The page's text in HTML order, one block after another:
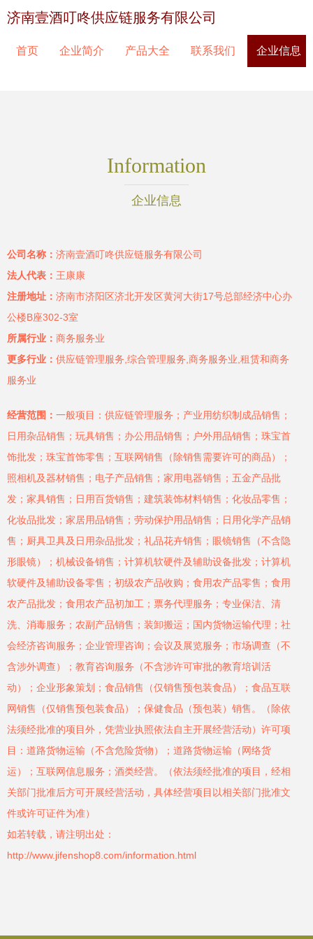
济南壹酒叮咚供应链服务有限公司
首页 企业简介 产品大全 联系我们 企业信息
Information
企业信息
公司名称： 济南壹酒叮咚供应链服务有限公司
法人代表： 王康康
注册地址： 济南市济阳区济北开发区黄河大街17号总部经济中心办
公楼B座302-3室
所属行业： 商务服务业
更多行业： 供应链管理服务,综合管理服务,商务服务业,租赁和商务
服务业
经营范围： 一般项目：供应链管理服务；产业用纺织制成品销售；
日用杂品销售；玩具销售；办公用品销售；户外用品销售；珠宝首
饰批发；珠宝首饰零售；互联网销售（除销售需要许可的商品）；
照相机及器材销售；电子产品销售；家用电器销售；五金产品批
发；家具销售；日用百货销售；建筑装饰材料销售；化妆品零售；
化妆品批发；家居用品销售；劳动保护用品销售；日用化学产品销
售；厨具卫具及日用杂品批发；礼品花卉销售；眼镜销售（不含隐
形眼镜）；机械设备销售；计算机软硬件及辅助设备批发；计算机
软硬件及辅助设备零售；初级农产品收购；食用农产品零售；食用
农产品批发；食用农产品初加工；票务代理服务；专业保洁、清
洗、消毒服务；农副产品销售；装卸搬运；国内货物运输代理；社
会经济咨询服务；企业管理咨询；会议及展览服务；市场调查（不
含涉外调查）；教育咨询服务（不含涉许可审批的教育培训活
动）；企业形象策划；食品销售（仅销售预包装食品）；食品互联
网销售（仅销售预包装食品）；保健食品（预包装）销售。（除依
法须经批准的项目外，凭营业执照依法自主开展经营活动）许可项
目：道路货物运输（不含危险货物）；道路货物运输（网络货
运）；互联网信息服务；酒类经营。（依法须经批准的项目，经相
关部门批准后方可开展经营活动，具体经营项目以相关部门批准文
件或许可证件为准）
如若转载，请注明出处：
http://www.jifenshop8.com/information.html